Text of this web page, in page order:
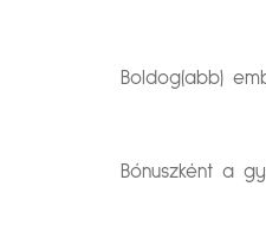
Boldog(abb)
Bónuszként a